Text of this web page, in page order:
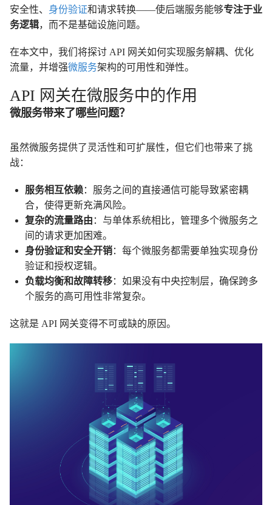
安全性、 身份验证和请求转换——使后端服务能够专注于业
务逻辑，而不是基础设施问题。
在本文中，我们将探讨 API 网关如何实现服务解耦、优化
流量，并增强微服务架构的可用性和弹性。
API 网关在微服务中的作用
微服务带来了哪些问题？
虽然微服务提供了灵活性和可扩展性，但它们也带来了挑
战：
服务相互依赖：服务之间的直接通信可能导致紧密耦
合，使得更新充满风险。
复杂的流量路由 ：与单体系统相比，管理多个微服务之
间的请求更加困难。
身份验证和安全开销：每个微服务都需要单独实现身份
验证和授权逻辑。
负载均衡和故障转移：如果没有中央控制层，确保跨多
个服务的高可用性非常复杂。
这就是 API 网关变得不可或缺的原因。